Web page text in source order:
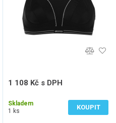
1 108 Kč s DPH
Skladem
1 ks
KOUPIT